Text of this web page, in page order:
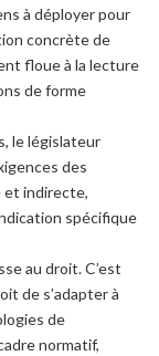
à déployer pour
concrète de
floue à la lecture
de forme
le législateur
des
et indirecte,
spécifique
au droit. C’est
de s’adapter à
de
normatif,